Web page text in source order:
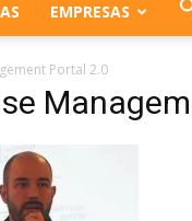
EMPRESAS
Portal 2.0